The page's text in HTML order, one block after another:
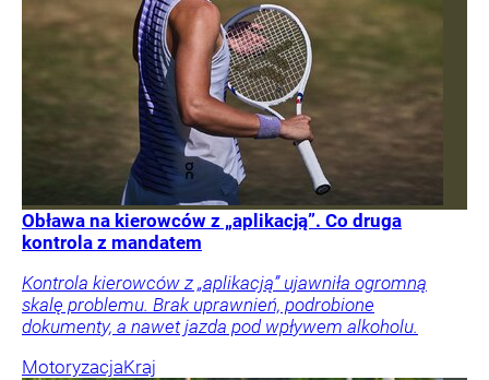
Obława na kierowców z „aplikacją”. Co druga
kontrola z mandatem
Kontrola kierowców z „aplikacją” ujawniła ogromną
skalę problemu. Brak uprawnień, podrobione
dokumenty, a nawet jazda pod wpływem alkoholu.
MotoryzacjaKraj